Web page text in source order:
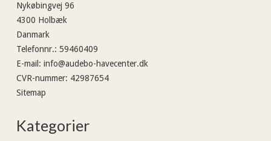
Nykøbingvej 96
4300 Holbæk
Danmark
Telefonnr.: 59460409
E-mail : info@audebo-havecenter.dk
CVR-nummer: 42987654
Sitemap
Kategorier